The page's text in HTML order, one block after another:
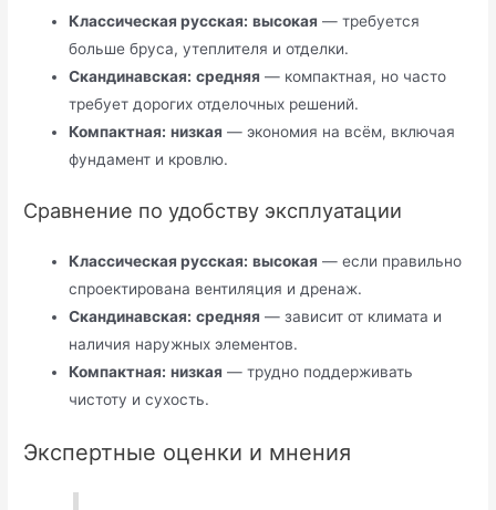
Классическая русская: высокая — требуется
больше бруса, утеплителя и отделки.
Скандинавская: средняя — компактная, но часто
требует дорогих отделочных решений.
Компактная: низкая — экономия на всём, включая
фундамент и кровлю.
Сравнение по удобству эксплуатации
Классическая русская: высокая — если правильно
спроектирована вентиляция и дренаж.
Скандинавская: средняя — зависит от климата и
наличия наружных элементов.
Компактная: низкая — трудно поддерживать
чистоту и сухость.
Экспертные оценки и мнения